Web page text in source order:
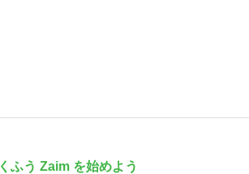
くふう Zaim を始めよう